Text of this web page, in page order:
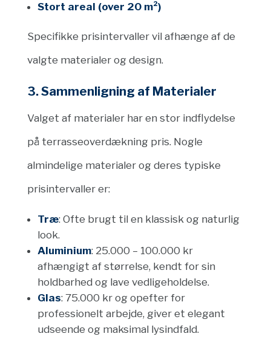
Stort areal (over 20 m²)
Specifikke prisintervaller vil afhænge af de
valgte materialer og design.
3. Sammenligning af Materialer
Valget af materialer har en stor indflydelse
på terrasseoverdækning pris. Nogle
almindelige materialer og deres typiske
prisintervaller er:
Træ: Ofte brugt til en klassisk og naturlig
look.
Aluminium: 25.000 – 100.000 kr
afhængigt af størrelse, kendt for sin
holdbarhed og lave vedligeholdelse.
Glas: 75.000 kr og opefter for
professionelt arbejde, giver et elegant
udseende og maksimal lysindfald.